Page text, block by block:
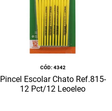
:4342
Pincel Escolar Chato Ref.815-
12 Pct/12 Leoeleo